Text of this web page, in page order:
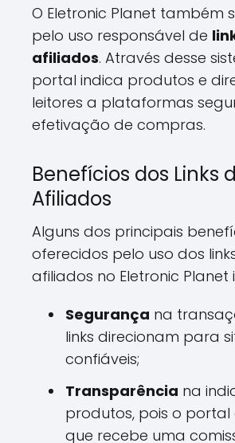
O Eletronic Planet também
pelo uso responsável de
afiliados. Através desse
portal indica produtos e
leitores a plataformas
efetivação de compras.
Benefícios dos Links
Afiliados
Alguns dos principais
oferecidos pelo uso dos
afiliados no Eletronic Planet
Segurança na
links direcionam para
confiáveis;
Transparência na
produtos, pois o portal
que recebe uma